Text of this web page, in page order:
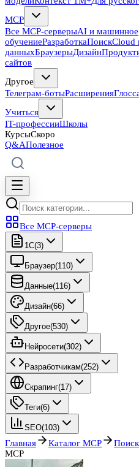
MCP
Все MCP-серверыAI и машинное
обучениеРазработкаПоискCloud
данныхБраузерыДизайн
сайтов
Другое
Телеграм-ботыРасширения
Учиться
IT-профессииШколы
КурсыСкоро
Q&AПолезное
Все MCP-серверы
1C(3)
Браузер(110)
Данные(116)
Дизайн(66)
Другое(530)
Нейросети(302)
Разработчикам(252)
Скрапинг(17)
Теги(6)
SEO(103)
Главная Каталог MCP Поиск
MCP